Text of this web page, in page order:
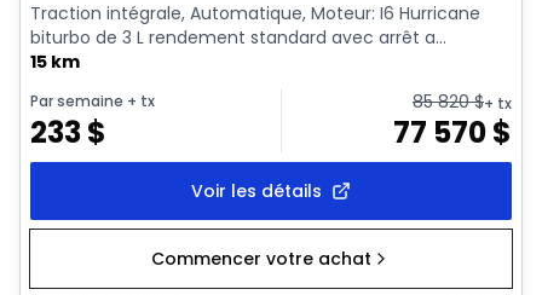
Traction intégrale, Automatique, Moteur: I6 Hurricane
biturbo de 3 L rendement standard avec arrêt a...
15 km
Par semaine + tx
233$
85 820$+ tx
77 570$
Voir les détails
Commencer votre achat